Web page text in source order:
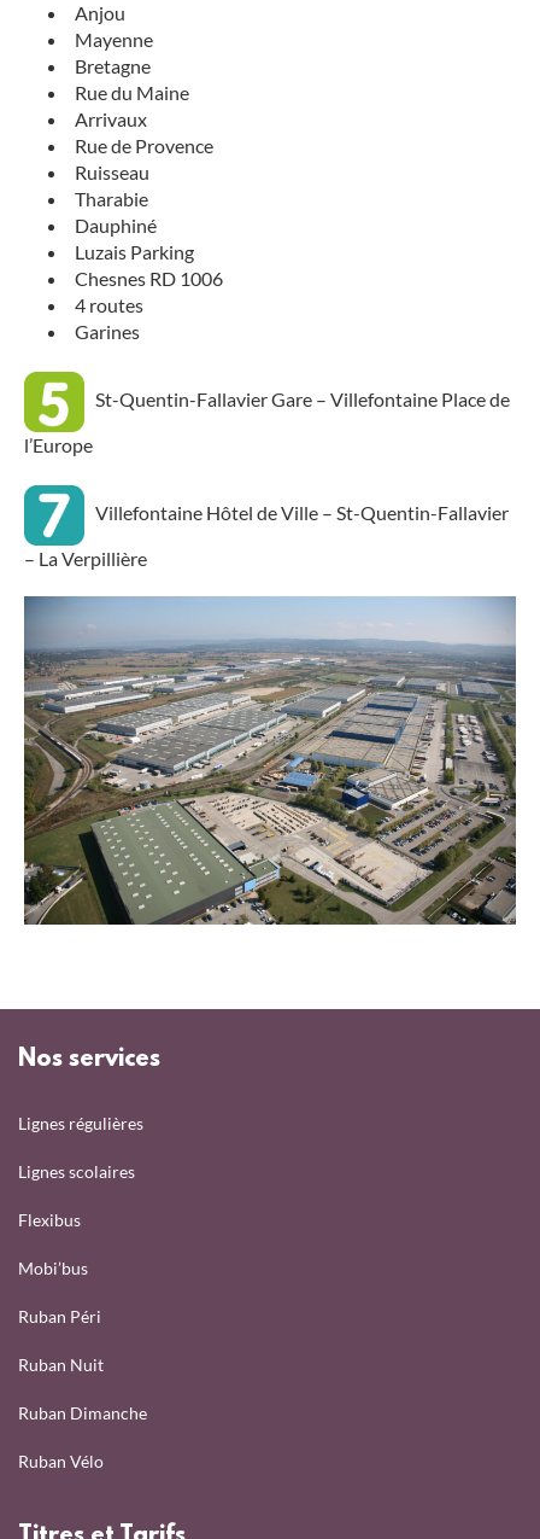
Anjou
Mayenne
Bretagne
Rue du Maine
Arrivaux
Rue de Provence
Ruisseau
Tharabie
Dauphiné
Luzais Parking
Chesnes RD 1006
4 routes
Garines
St-Quentin-Fallavier Gare – Villefontaine Place de
l’Europe
Villefontaine Hôtel de Ville – St-Quentin-Fallavier
– La Verpillière
Nos services
Lignes régulières
Lignes scolaires
Flexibus
Mobi’bus
Ruban Péri
Ruban Nuit
Ruban Dimanche
Ruban Vélo